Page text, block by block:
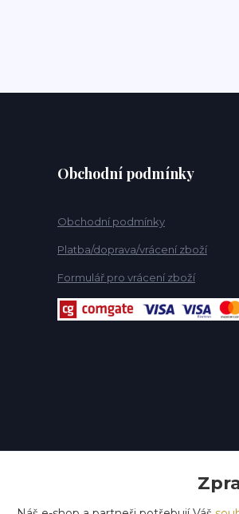
Obchodní podmínky
Obchodní podmínky
Platba/doprava/vrácení zboží
Formulář pro vrácení zboží